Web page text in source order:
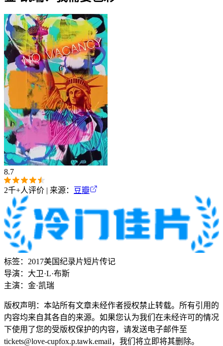
8.7
2千+人评价 | 来源： 豆瓣
标签： 2017美国纪录片短片传记
导演： 大卫·L·布斯
主演： 金·凯瑞
版权声明：本站所有文章未经作者授权禁止转载。所有引用的
内容均来自其各自的来源。如果您认为我们在未经许可的情况
下使用了您的受版权保护的内容，请发送电子邮件至
tickets@love-cupfox.p.tawk.email，我们将立即将其删除。